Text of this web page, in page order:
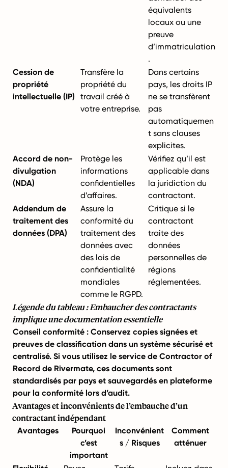
équivalents
locaux ou une
preuve
d’immatriculation
.
Cession de
propriété
intellectuelle (IP)
Transfère la
propriété du
travail créé à
votre entreprise.
Dans certains
pays, les droits IP
ne se transfèrent
pas
automatiquemen
t sans clauses
explicites.
Accord de non-
divulgation
(NDA)
Protège les
informations
confidentielles
d’affaires.
Vérifiez qu’il est
applicable dans
la juridiction du
contractant.
Addendum de
traitement des
données (DPA)
Assure la
conformité du
traitement des
données avec
des lois de
confidentialité
mondiales
comme le RGPD.
Critique si le
contractant
traite des
données
personnelles de
régions
réglementées.
Légende du tableau : Embaucher des contractants
implique une documentation essentielle
Conseil conformité : Conservez copies signées et
preuves de classification dans un système sécurisé et
centralisé. Si vous utilisez le service de Contractor of
Record de Rivermate, ces documents sont
standardisés par pays et sauvegardés en plateforme
pour la conformité lors d’audit.
Avantages et inconvénients de l’embauche d’un
contractant indépendant
Avantages
Pourquoi
c’est
important
Inconvénient
s / Risques
Comment
atténuer